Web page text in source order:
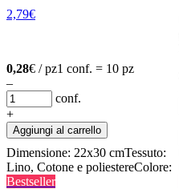
2,79€
0,28€ / pz1 conf. = 10 pz
–
conf.
+
Aggiungi al carrello
Dimensione: 22x30 cmTessuto:
Lino, Cotone e poliestereColore:
Bestseller